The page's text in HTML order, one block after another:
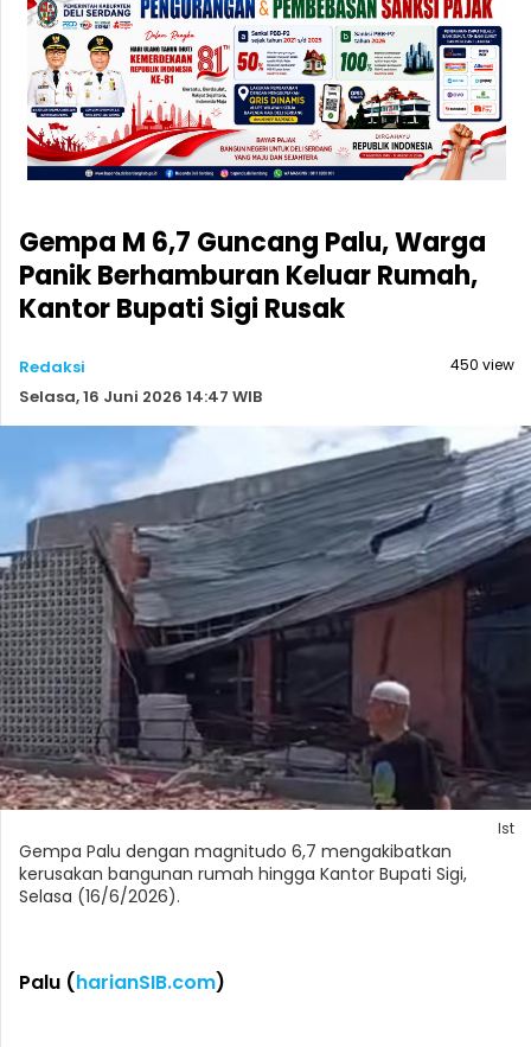
Gempa M 6,7 Guncang Palu, Warga
Panik Berhamburan Keluar Rumah,
Kantor Bupati Sigi Rusak
Redaksi
Selasa, 16 Juni 2026 14:47 WIB
450 view
Ist
Gempa Palu dengan magnitudo 6,7 mengakibatkan
kerusakan bangunan rumah hingga Kantor Bupati Sigi,
Selasa (16/6/2026).
Palu (harianSIB.com)